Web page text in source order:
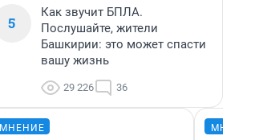
5
Как звучит БПЛА.
Послушайте, жители
Башкирии: это может спасти
вашу жизнь
29 226 36
МНЕНИЕ